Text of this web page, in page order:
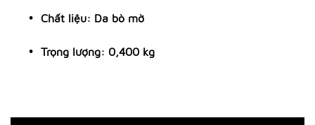
Chất liệu: Da bò mờ
Trọng lượng: 0,400 kg